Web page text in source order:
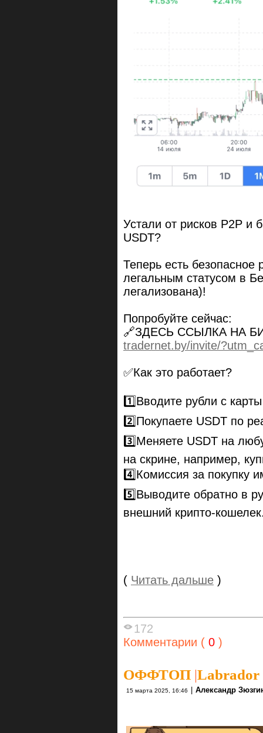
Устали от рисков P2P и
USDT?
Теперь есть
легальным статусом в
легализована)!
Попробуйте сейчас:
🔗ЗДЕСЬ ССЫЛКА НА
tradernet.by/invite/
✅Как это работает?
1️⃣Вводите рубли с
2️⃣Покупаете USDT по
3️⃣Меняете USDT на
на скрине, например,
4️⃣Комиссия за покупку
5️⃣Выводите обратно в
внешний крипто-
( Читать дальше )
172
Комментарии ( 0 )
ОФФТОП |Labrador
15 марта 2025, 16:46 | Александр